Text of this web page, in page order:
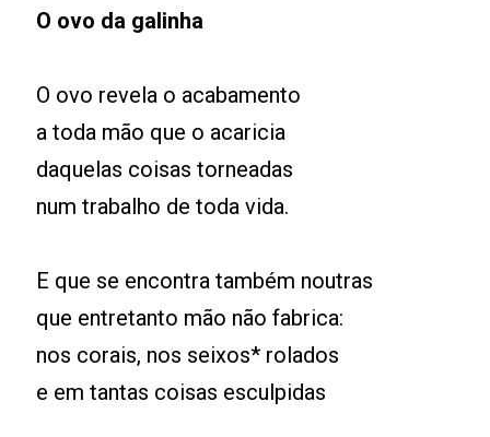
O ovo da galinha
O ovo revela o acabamento
a toda mão que o acaricia
daquelas coisas torneadas
num trabalho de toda vida.
E que se encontra também noutras
que entretanto mão não fabrica:
nos corais, nos seixos* rolados
e em tantas coisas esculpidas